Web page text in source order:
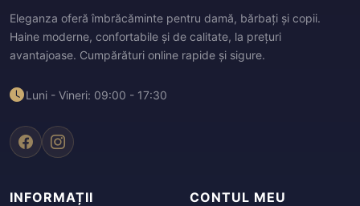
Eleganza oferă îmbrăcăminte pentru damă, bărbați și copii.
Haine moderne, confortabile și de calitate, la prețuri
avantajoase. Cumpărături online rapide și sigure.
Luni - Vineri: 09:00 - 17:30
INFORMAȚII CONTUL MEU